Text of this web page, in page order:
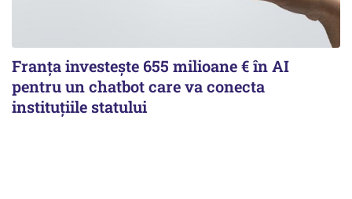
Franța investește 655 milioane € în AI
pentru un chatbot care va conecta
instituţiile statului